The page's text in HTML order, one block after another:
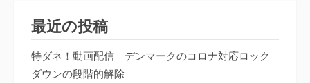
最近の投稿
特ダネ！動画配信 デンマークのコロナ対応ロック
ダウンの段階的解除